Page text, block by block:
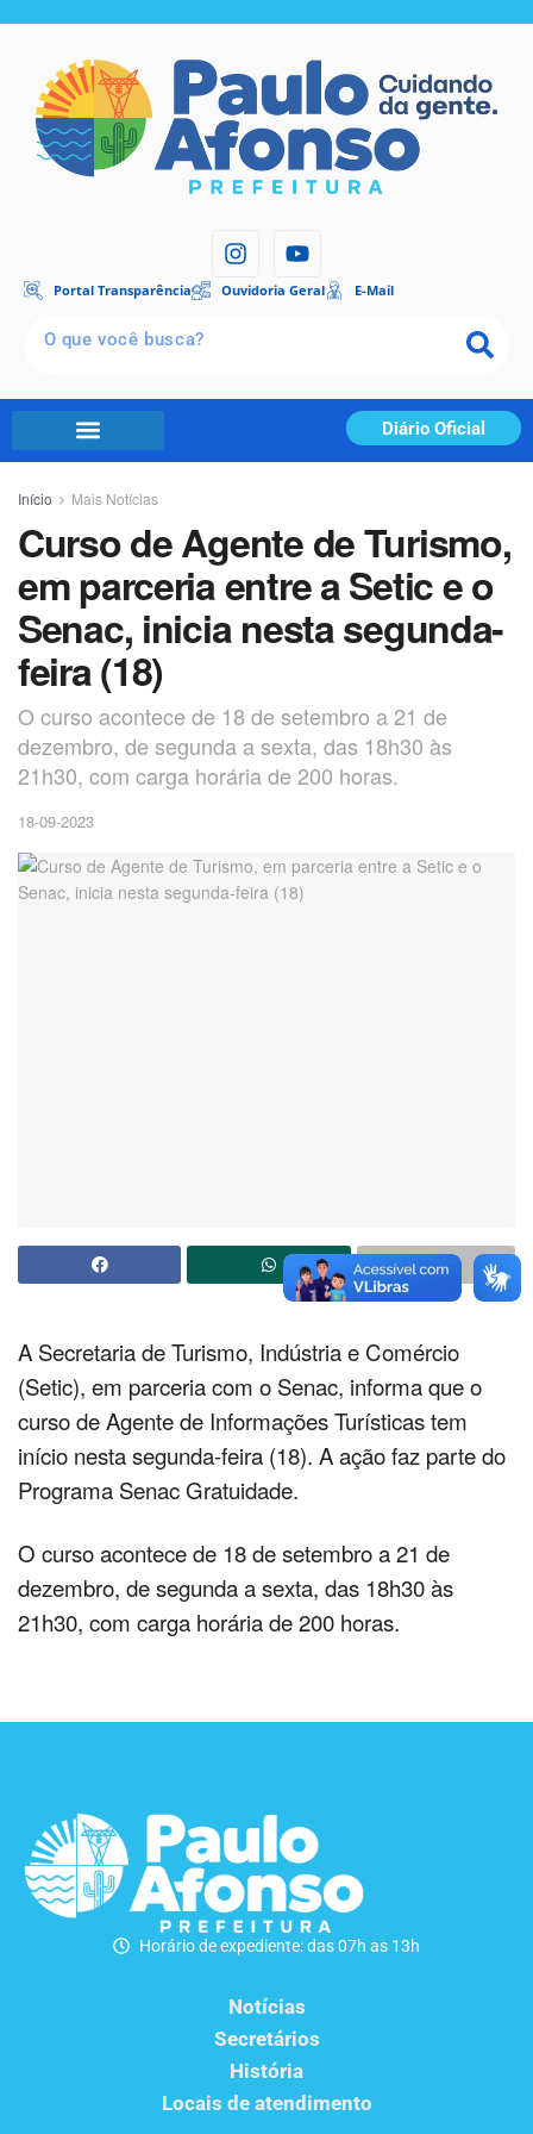
Portal Transparência Ouvidoria Geral E-Mail
Diário Oficial
Início Mais Notícias
Curso de Agente de Turismo,
em parceria entre a Setic e o
Senac, inicia nesta segunda-
feira (18)
O curso acontece de 18 de setembro a 21 de
dezembro, de segunda a sexta, das 18h30 às
21h30, com carga horária de 200 horas.
18-09-2023
A Secretaria de Turismo, Indústria e Comércio
(Setic), em parceria com o Senac, informa que o
curso de Agente de Informações Turísticas tem
início nesta segunda-feira (18). A ação faz parte do
Programa Senac Gratuidade.
O curso acontece de 18 de setembro a 21 de
dezembro, de segunda a sexta, das 18h30 às
21h30, com carga horária de 200 horas.
Horário de expediente: das 07h as 13h
Notícias
Secretários
História
Locais de atendimento